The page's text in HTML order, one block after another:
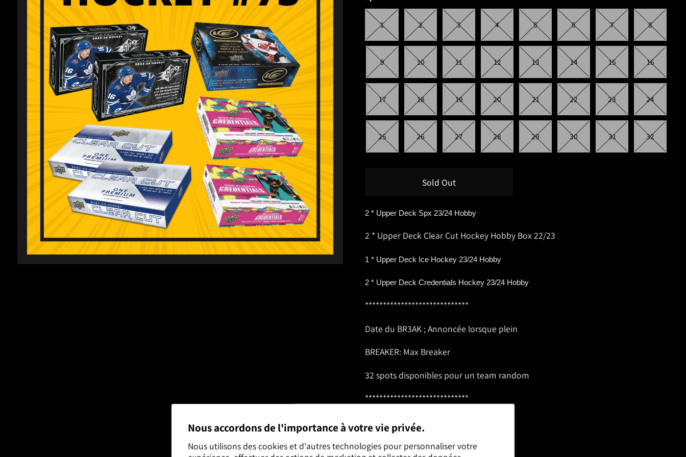
Nous accordons de l'importance à votre vie privée.
Nous utilisons des cookies et d'autres technologies pour personnaliser votre
1 2 3 4 5 6 7 8
9 10 11 12 13 14 15 16
17 18 19 20 21 22 23 24
25 26 27 28 29 30 31 32
Sold Out
2 * Upper Deck Spx 23/24 Hobby
2 * Upper Deck Clear Cut Hockey Hobby Box 22/23
1 * Upper Deck Ice Hockey 23/24 Hobby
2 * Upper Deck Credentials Hockey 23/24 Hobby
*****************************
Date du BR3AK ; Annoncée lorsque plein
BREAKER: Max Breaker
32 spots disponibles pour un team random
*****************************
Random team break